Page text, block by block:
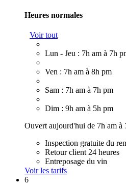
Heures normales
Voir tout
Lun - Jeu : 7h am à 7h
Ven : 7h am à 8h pm
Sam : 7h am à 7h pm
Dim : 9h am à 5h pm
Ouvert aujourd'hui de 7h am à
Inspection gratuite du
Retour client 24 heures
Entreposage du vin
Voir les tarifs
6